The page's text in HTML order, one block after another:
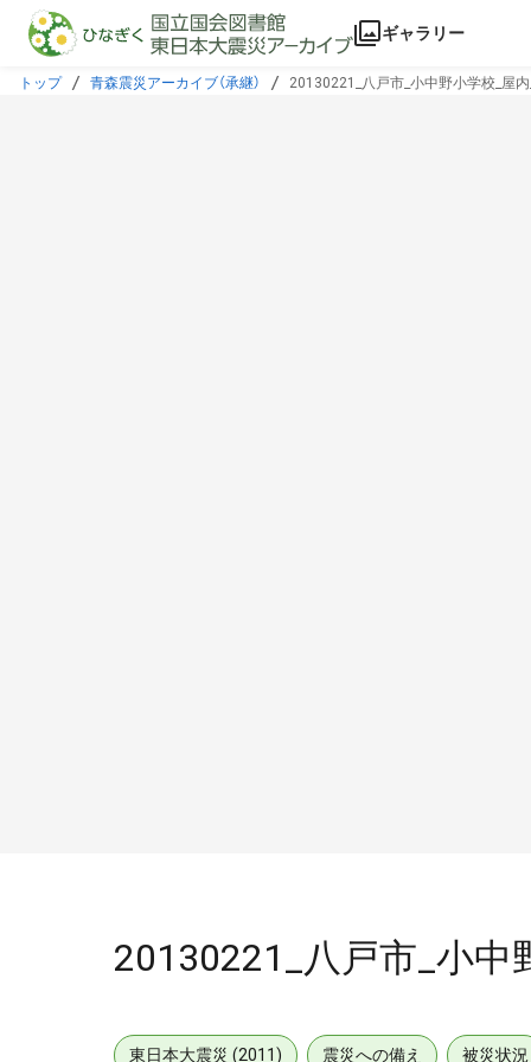
本文に飛ぶ
ギャラリー
トップ 青森震災アーカイブ（承継） 20130221_八戸市_小中野小学校_屋内
20130221_八戸市_小中
東日本大震災 (2011) 震災への備え 被災状況